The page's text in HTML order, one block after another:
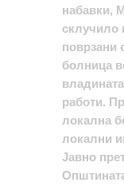
набавки,
склучило
поврзани
болница
работи.
локална
локални
Јавно